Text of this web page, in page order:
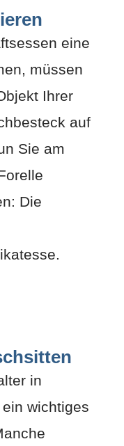
eine
müssen
Ihrer
auf
Sie am
Die
in
wichtiges